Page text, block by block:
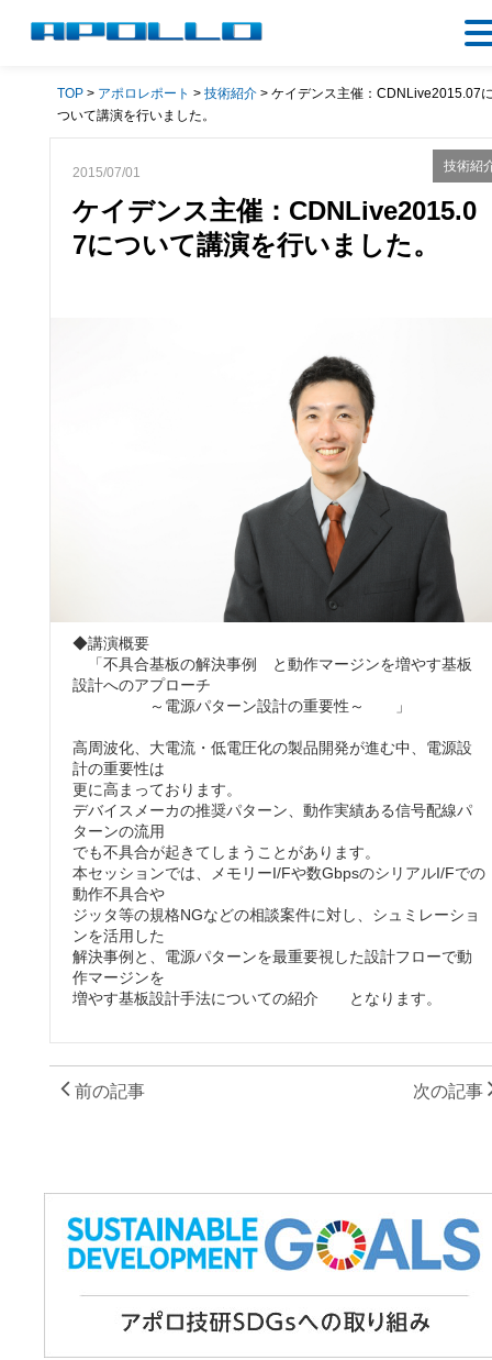
TOP > アポロレポート > 技術紹介 > ケイデンス主催：CDNLive2015.07
ついて講演を行いました。
技術紹
2015/07/01
ケイデンス主催：CDNLive2015.0
7について講演を行いました。
◆講演概要
「不具合基板の解決事例 と動作マージンを増やす基板
設計へのアプローチ
～電源パターン設計の重要性～ 」
高周波化、大電流・低電圧化の製品開発が進む中、電源設
計の重要性は
更に高まっております。
デバイスメーカの推奨パターン、動作実績ある信号配線パ
ターンの流用
でも不具合が起きてしまうことがあります。
本セッションでは、メモリーI/Fや数GbpsのシリアルI/Fでの
動作不具合や
ジッタ等の規格NGなどの相談案件に対し、シュミレーショ
ンを活用した
解決事例と、電源パターンを最重要視した設計フローで動
作マージンを
増やす基板設計手法についての紹介 となります。
前の記事 次の記事